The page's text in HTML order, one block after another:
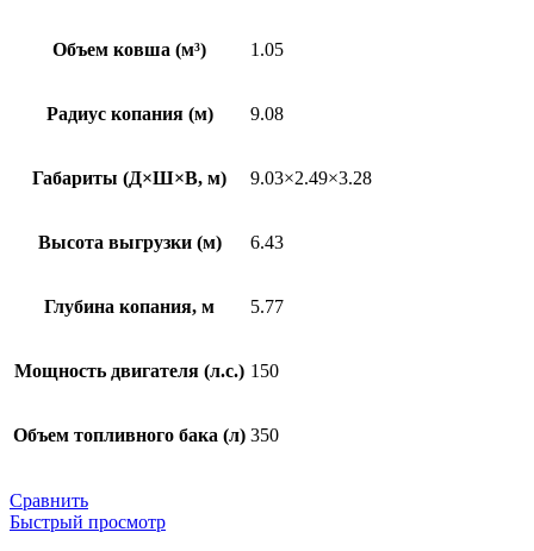
Объем ковша (м³) 1.05
Радиус копания (м) 9.08
Габариты (Д×Ш×В, м) 9.03×2.49×3.28
Высота выгрузки (м) 6.43
Глубина копания, м 5.77
Мощность двигателя (л.с.) 150
Объем топливного бака (л) 350
Сравнить
Быстрый просмотр